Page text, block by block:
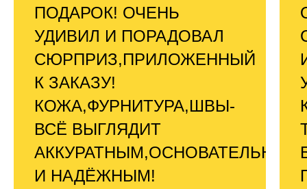
ПОДАРОК! ОЧЕНЬ
УДИВИЛ И ПОРАДОВАЛ
СЮРПРИЗ,ПРИЛОЖЕННЫЙ
К ЗАКАЗУ!
КОЖА,ФУРНИТУРА,ШВЫ-
ВСЁ ВЫГЛЯДИТ
АККУРАТНЫМ,ОСНОВАТЕЛЬНЫМ
И НАДЁЖНЫМ!